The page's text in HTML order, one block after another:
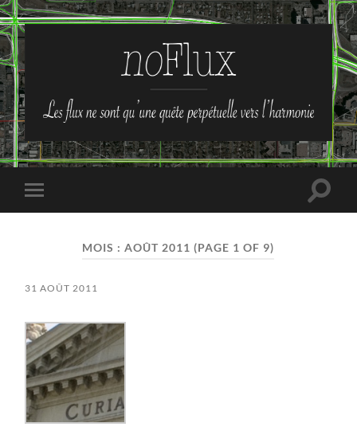
no-
Flux
Toggle
mobile
Toggle
MOIS :AOÛT 2011 (PAGE 1 OF 9)
31 AOÛT 2011